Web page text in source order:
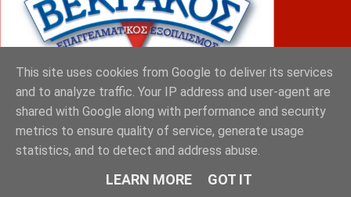
ΦΟΥΝΤΑΣ
This site uses cookies from Google to deliver its services
and to analyze traffic. Your IP address and user-agent are
shared with Google along with performance and security
metrics to ensure quality of service, generate usage
statistics, and to detect and address abuse.
LEARN MORE GOT IT